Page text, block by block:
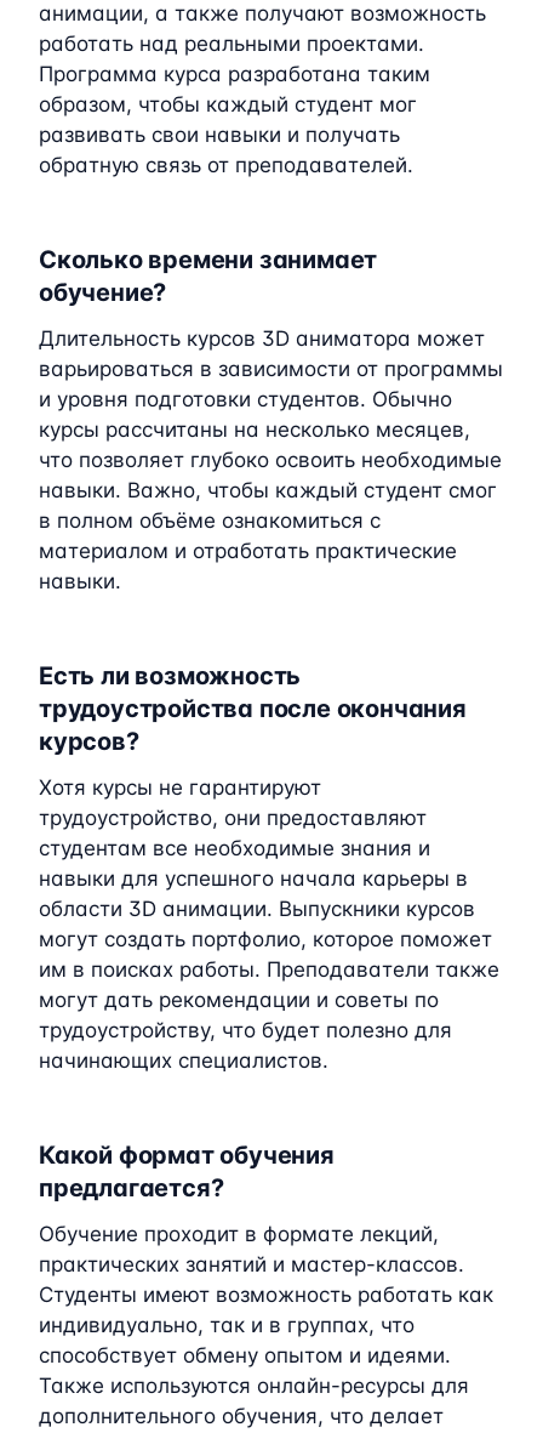
анимации, а также получают возможность
работать над реальными проектами.
Программа курса разработана таким
образом, чтобы каждый студент мог
развивать свои навыки и получать
обратную связь от преподавателей.
Сколько времени занимает
обучение?
Длительность курсов 3D аниматора может
варьироваться в зависимости от программы
и уровня подготовки студентов. Обычно
курсы рассчитаны на несколько месяцев,
что позволяет глубоко освоить необходимые
навыки. Важно, чтобы каждый студент смог
в полном объёме ознакомиться с
материалом и отработать практические
навыки.
Есть ли возможность
трудоустройства после окончания
курсов?
Хотя курсы не гарантируют
трудоустройство, они предоставляют
студентам все необходимые знания и
навыки для успешного начала карьеры в
области 3D анимации. Выпускники курсов
могут создать портфолио, которое поможет
им в поисках работы. Преподаватели также
могут дать рекомендации и советы по
трудоустройству, что будет полезно для
начинающих специалистов.
Какой формат обучения
предлагается?
Обучение проходит в формате лекций,
практических занятий и мастер-классов.
Студенты имеют возможность работать как
индивидуально, так и в группах, что
способствует обмену опытом и идеями.
Также используются онлайн-ресурсы для
дополнительного обучения, что делает